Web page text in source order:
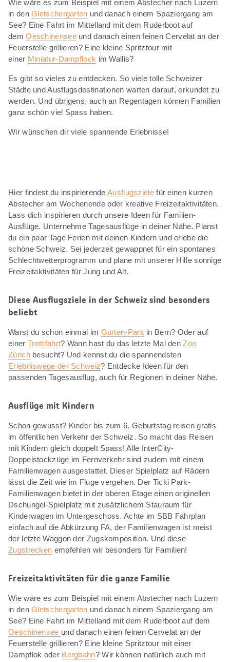
Wie wäre es zum Beispiel mit einem Abstecher nach Luzern
in denGletschergarten und danach einem Spaziergang am
See? Eine Fahrt im Mittelland mit dem Ruderboot auf
demOeschinenseeund danach einen feinen Cervelat an der
Feuerstelle grillieren? Eine kleine Spritztour mit
einer Miniatur-Dampflock im Wallis?
Es gibt so vieles zu entdecken. So viele tolle Schweizer
Städte und Ausflugsdestinationen warten darauf, erkundet zu
werden. Und übrigens, auch an Regentagen können Familien
ganz schön viel Spass haben.
Wir wünschen dir viele spannende Erlebnisse!
Hier findest du inspirierendeAusflugszielefür einen kurzen
Abstecher am Wochenende oder kreative Freizeitaktivitäten.
Lass dich inspirieren durch unsere Ideen für Familien-
Ausflüge. Unternehme Tagesausflüge in deiner Nähe. Planst
du ein paar Tage Ferien mit deinen Kindern und erlebe die
schöne Schweiz. Sei jederzeit gewappnet für ein spontanes
Schlechtwetterprogramm und plane mit unserer Hilfe sonnige
Freizeitaktivitäten für Jung und Alt.
Diese Ausflugsziele in der Schweiz sind besonders
beliebt
Warst du schon einmal im Gurten-Park in Bern? Oder auf
einer Trottifahrt? Wann hast du das letzte Mal denZoo
Zürichbesucht? Und kennst du die spannendsten
Erlebniswege der Schweiz? Entdecke Ideen für den
passenden Tagesausflug, auch für Regionen in deiner Nähe.
Ausflüge mit Kindern
Schon gewusst? Kinder bis zum 6. Geburtstag reisen gratis
im öffentlichen Verkehr der Schweiz. So macht das Reisen
mit Kindern gleich doppelt Spass! Alle InterCity-
Doppelstockzüge im Fernverkehr sind zudem mit einem
Familienwagen ausgestattet. Dieser Spielplatz auf Rädern
lässt die Zeit wie im Fluge vergehen. Der Ticki Park-
Familienwagen bietet in der oberen Etage einen originellen
Dschungel-Spielplatz mit zusätzlichem Stauraum für
Kinderwagen im Untergeschoss. Achte im SBB Fahrplan
einfach auf die Abkürzung FA, der Familienwagen ist meist
der letzte Waggon der Zugskomposition. Und diese
Zugstrecken empfehlen wir besonders für Familien!
Freizeitaktivitäten für die ganze Familie
Wie wäre es zum Beispiel mit einem Abstecher nach Luzern
in denGletschergarten und danach einem Spaziergang am
See? Eine Fahrt im Mittelland mit dem Ruderboot auf dem
Oeschinensee und danach einen feinen Cervelat an der
Feuerstelle grillieren? Eine kleine Spritztour mit einer
Dampflok oder Bergbahn? Wir können natürlich auch mit